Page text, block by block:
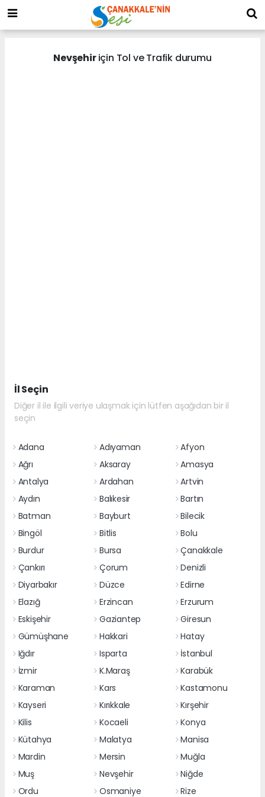
Nevşehiriçin Tol ve Trafik durumu
İl Seçin
Diğer il ile ilgili veriye ulaşmak için lütfen aşağıdan bir il
seçin
Adana Adıyaman
Afyon
Ağrı
Aksaray
Amasya
Antalya
Ardahan
Artvin
Aydın
Balıkesir
Bartın
Batman
Bayburt
Bilecik
Bingöl
Bitlis
Bolu
Burdur
Bursa
Çanakkale
Çankırı
Çorum
Denizli
Diyarbakır
Düzce
Edirne
Elazığ
Erzincan
Erzurum
Eskişehir
Gaziantep
Giresun
Gümüşhane
Hakkari
Hatay
Iğdır
Isparta
İstanbul
İzmir
K.Maraş
Karabük
Karaman
Kars
Kastamonu
Kayseri
Kırıkkale
Kırşehir
Kilis
Kocaeli
Konya
Kütahya
Malatya
Manisa
Mardin
Mersin
Muğla
Muş
Nevşehir
Niğde
Ordu
Osmaniye Rize